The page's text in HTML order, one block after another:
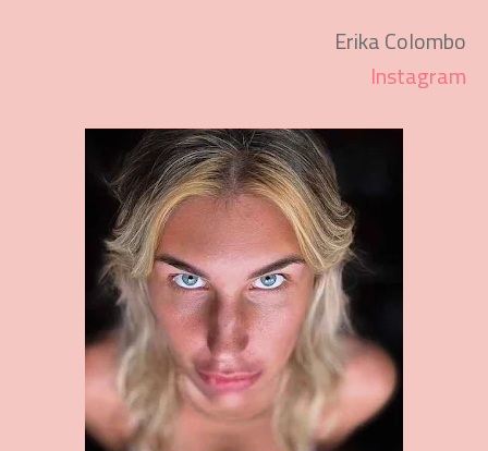
Erika Colombo
Instagram